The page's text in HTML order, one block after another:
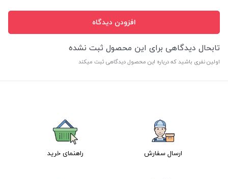
افزودن دیدگاه
تابحال دیدگاهی برای این محصول ثبت نشده
اولین نفری باشید که درباره این محصول دیدگاهی ثبت میکند
ارسال سفارش راهنمای خرید